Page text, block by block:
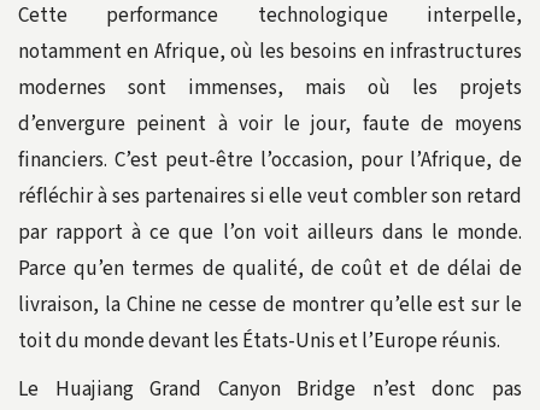
Cette performance technologique interpelle,
notamment en Afrique, où les besoins en infrastructures
modernes sont immenses, mais où les projets
d’envergure peinent à voir le jour, faute de moyens
financiers. C’est peut-être l’occasion, pour l’Afrique, de
réfléchir à ses partenaires si elle veut combler son retard
par rapport à ce que l’on voit ailleurs dans le monde.
Parce qu’en termes de qualité, de coût et de délai de
livraison, la Chine ne cesse de montrer qu’elle est sur le
toit du monde devant les États-Unis et l’Europe réunis.
Le Huajiang Grand Canyon Bridge n’est donc pas